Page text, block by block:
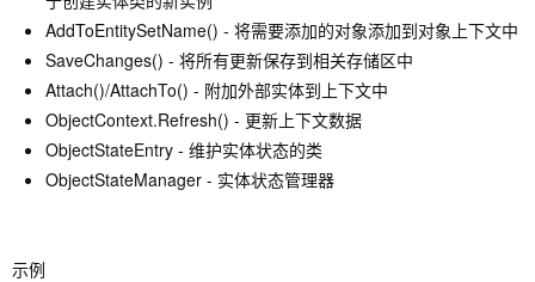
AddToEntitySetName() - 将需要添加的对象添加到对象上下文中
SaveChanges() - 将所有更新保存到相关存储区中
Attach()/AttachTo() - 附加外部实体到上下文中
ObjectContext.Refresh() - 更新上下文数据
ObjectStateEntry - 维护实体状态的类
ObjectStateManager - 实体状态管理器
示例